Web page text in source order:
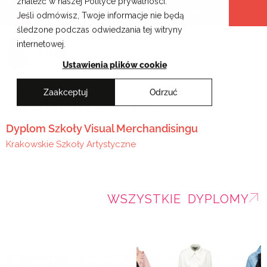
Jeśli odmówisz, Twoje informacje nie będą
śledzone podczas odwiedzania tej witryny
internetowej.
Ustawienia plików cookie
Zaakceptuj Odrzuć
Przejdź
treści
Krakowskie Szkoły Artystyczne
Magdalena Jaworska
Dyplom Szkoły Visual Merchandisingu
Krakowskie Szkoły Artystyczne
WSZYSTKIE DYPLOMY